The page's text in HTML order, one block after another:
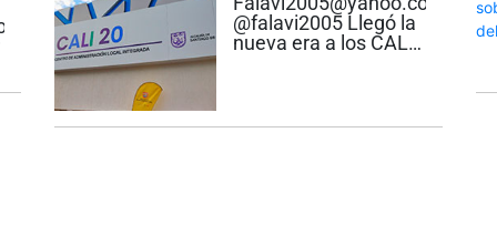
alto simbolismo!......
@falavi2005 Llegó la
nueva era a los CALIs
con bases llenas, al